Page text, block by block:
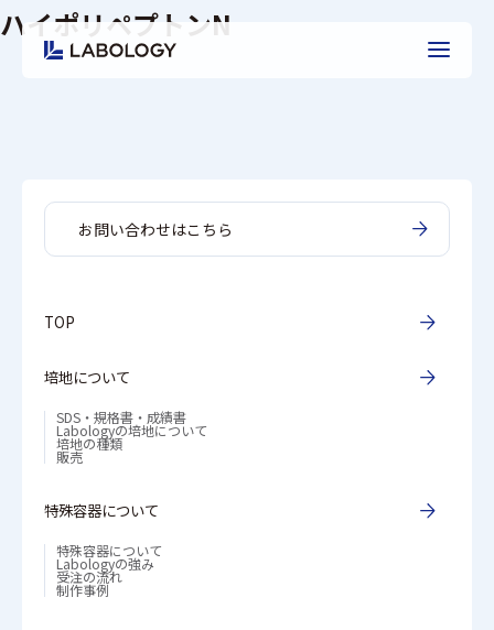
ハイポリペプトンN
お問い合わせはこちら
TOP
培地について
SDS・規格書・成績書
Labologyの培地について
培地の種類
販売
特殊容器について
特殊容器について
Labologyの強み
受注の流れ
制作事例